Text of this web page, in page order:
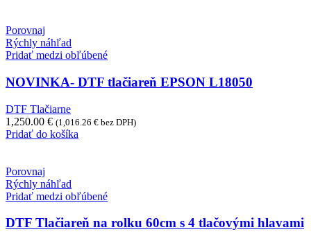
Porovnaj
Rýchly náhľad
Pridať medzi obľúbené
NOVINKA- DTF tlačiareň EPSON L18050
DTF Tlačiarne
1,250.00 € (1,016.26 € bez DPH)
Pridať do košíka
Porovnaj
Rýchly náhľad
Pridať medzi obľúbené
DTF Tlačiareň na rolku 60cm s 4 tlačovými hlavami